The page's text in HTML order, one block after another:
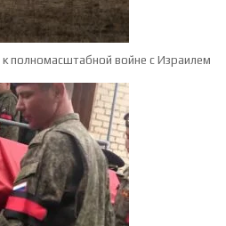
к полномасштабной войне с Израилем